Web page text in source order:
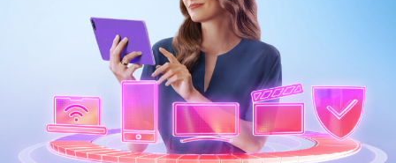
Подключить